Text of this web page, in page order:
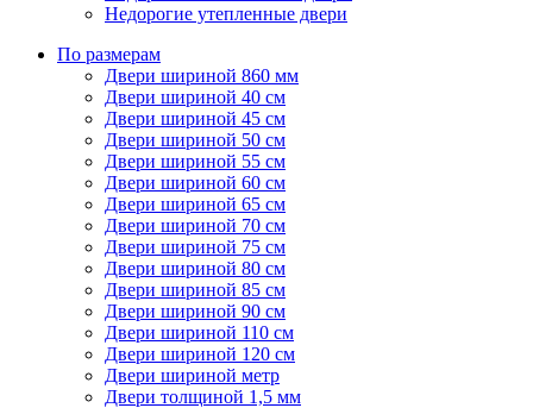
Недорогие утепленные двери
По размерам
Двери шириной 860 мм
Двери шириной 40 см
Двери шириной 45 см
Двери шириной 50 см
Двери шириной 55 см
Двери шириной 60 см
Двери шириной 65 см
Двери шириной 70 см
Двери шириной 75 см
Двери шириной 80 см
Двери шириной 85 см
Двери шириной 90 см
Двери шириной 110 см
Двери шириной 120 см
Двери шириной метр
Двери толщиной 1,5 мм